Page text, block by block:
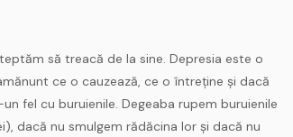
să treacă de la sine. Depresia este o
ce o cauzează, ce o întreține și dacă
fel cu buruienile. Degeaba rupem buruienile
dacă nu smulgem rădăcina lor și dacă nu